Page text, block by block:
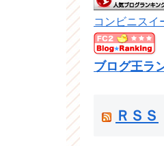
コンビニスイ
ブログ王ラ
ＲＳＳ